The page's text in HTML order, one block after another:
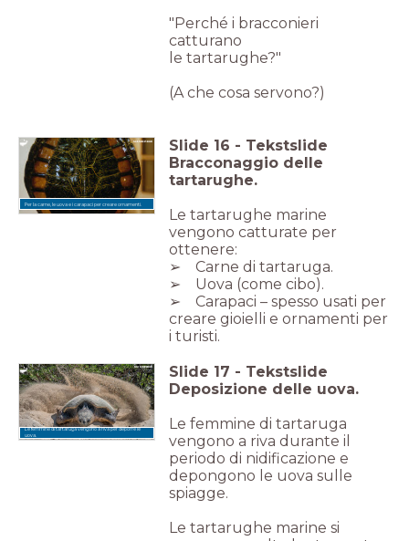
"Perché i bracconieri
catturano
le tartarughe?"
(A che cosa servono?)
Per la carne, le uova e i carapaci per creare ornamenti.
Slide 16 - Tekstslide
Bracconaggio delle
tartarughe.
Le tartarughe marine
vengono catturate per
ottenere:
➢ Carne di tartaruga.
➢ Uova (come cibo).
➢ Carapaci – spesso usati per
creare gioielli e ornamenti per
i turisti.
Le femmine di tartaruga vengono a riva per deporre le
uova.
Slide 17 - Tekstslide
Deposizione delle uova.
Le femmine di tartaruga
vengono a riva durante il
periodo di nidificazione e
depongono le uova sulle
spiagge.
Le tartarughe marine si